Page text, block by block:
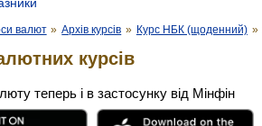
валют » Архів курсів » Курс НБК (щоденний) »
курсів
теперь і в застосунку від Мінфін